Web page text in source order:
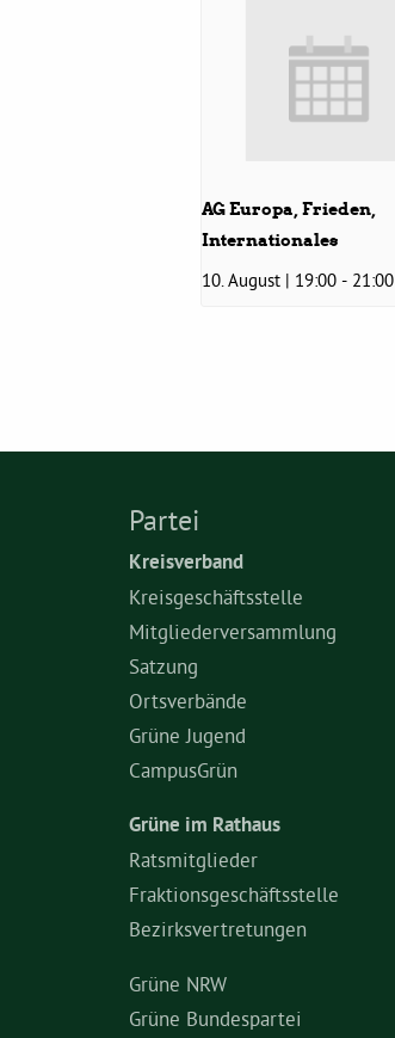
AG Europa, Frieden,
Internationales
10. August | 19:00 - 21:00
Partei
Kreisverband
Kreisgeschäftsstelle
Mitgliederversammlung
Satzung
Ortsverbände
Grüne Jugend
CampusGrün
Grüne im Rathaus
Ratsmitglieder
Fraktionsgeschäftsstelle
Bezirksvertretungen
Grüne NRW
Grüne Bundespartei